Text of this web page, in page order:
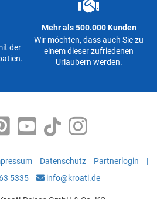
der
Mehr als 500.000 Kunden
Wir möchten, dass auch Sie zu
einem dieser zufriedenen
Urlaubern werden.
Datenschutz Partnerlogin
|
5335
info@kroati.de